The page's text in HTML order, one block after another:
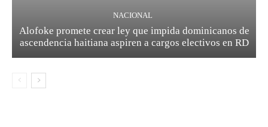
NACIONAL
Alofoke promete crear ley que impida dominicanos de
ascendencia haitiana aspiren a cargos electivos en RD